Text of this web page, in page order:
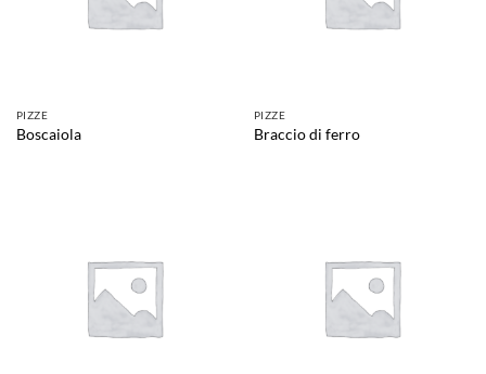
PIZZE
Boscaiola
PIZZE
Braccio di ferro